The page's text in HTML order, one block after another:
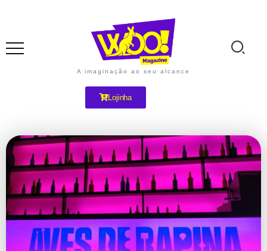
A imaginação ao seu alcance
Lojinha